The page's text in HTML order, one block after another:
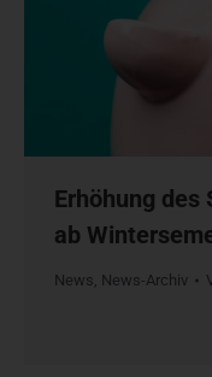
Erhöhung
ab
News, News-Archiv